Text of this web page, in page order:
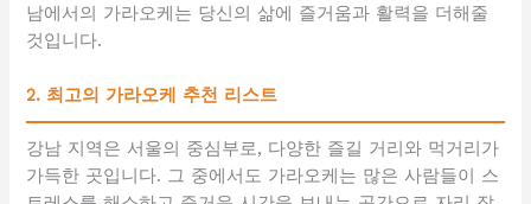
남에서의 가라오케는 당신의 삶에 즐거움과 활력을 더해줄
것입니다.
2. 최고의 가라오케 추천 리스트
강남 지역은 서울의 중심부로, 다양한 즐길 거리와 먹거리가
가득한 곳입니다. 그 중에서도 가라오케는 많은 사람들이 스